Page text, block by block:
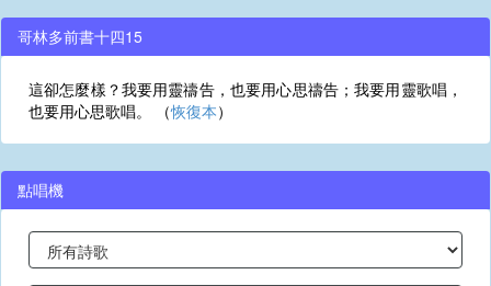
哥林多前書十四15
這卻怎麼樣？我要用靈禱告，也要用心思禱告；我要用靈歌唱，
也要用心思歌唱。 （恢復本）
點唱機